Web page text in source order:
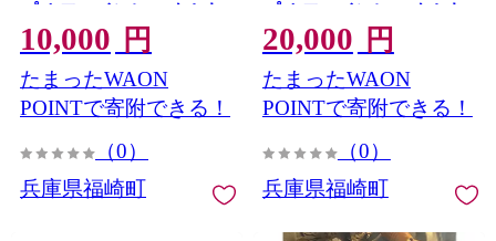
プ カフェインレス もちむ
ぎ
10,000 円
たまったWAON
POINTで寄附できる！
（0）
兵庫県福崎町
プ カフェインレス もちむ
ぎ
20,000 円
たまったWAON
POINTで寄附できる！
（0）
兵庫県福崎町